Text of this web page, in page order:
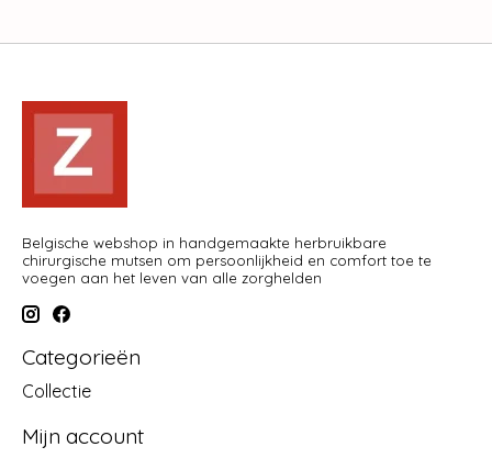
Belgische webshop in handgemaakte herbruikbare
chirurgische mutsen om persoonlijkheid en comfort toe te
voegen aan het leven van alle zorghelden
Categorieën
Collectie
Mijn account